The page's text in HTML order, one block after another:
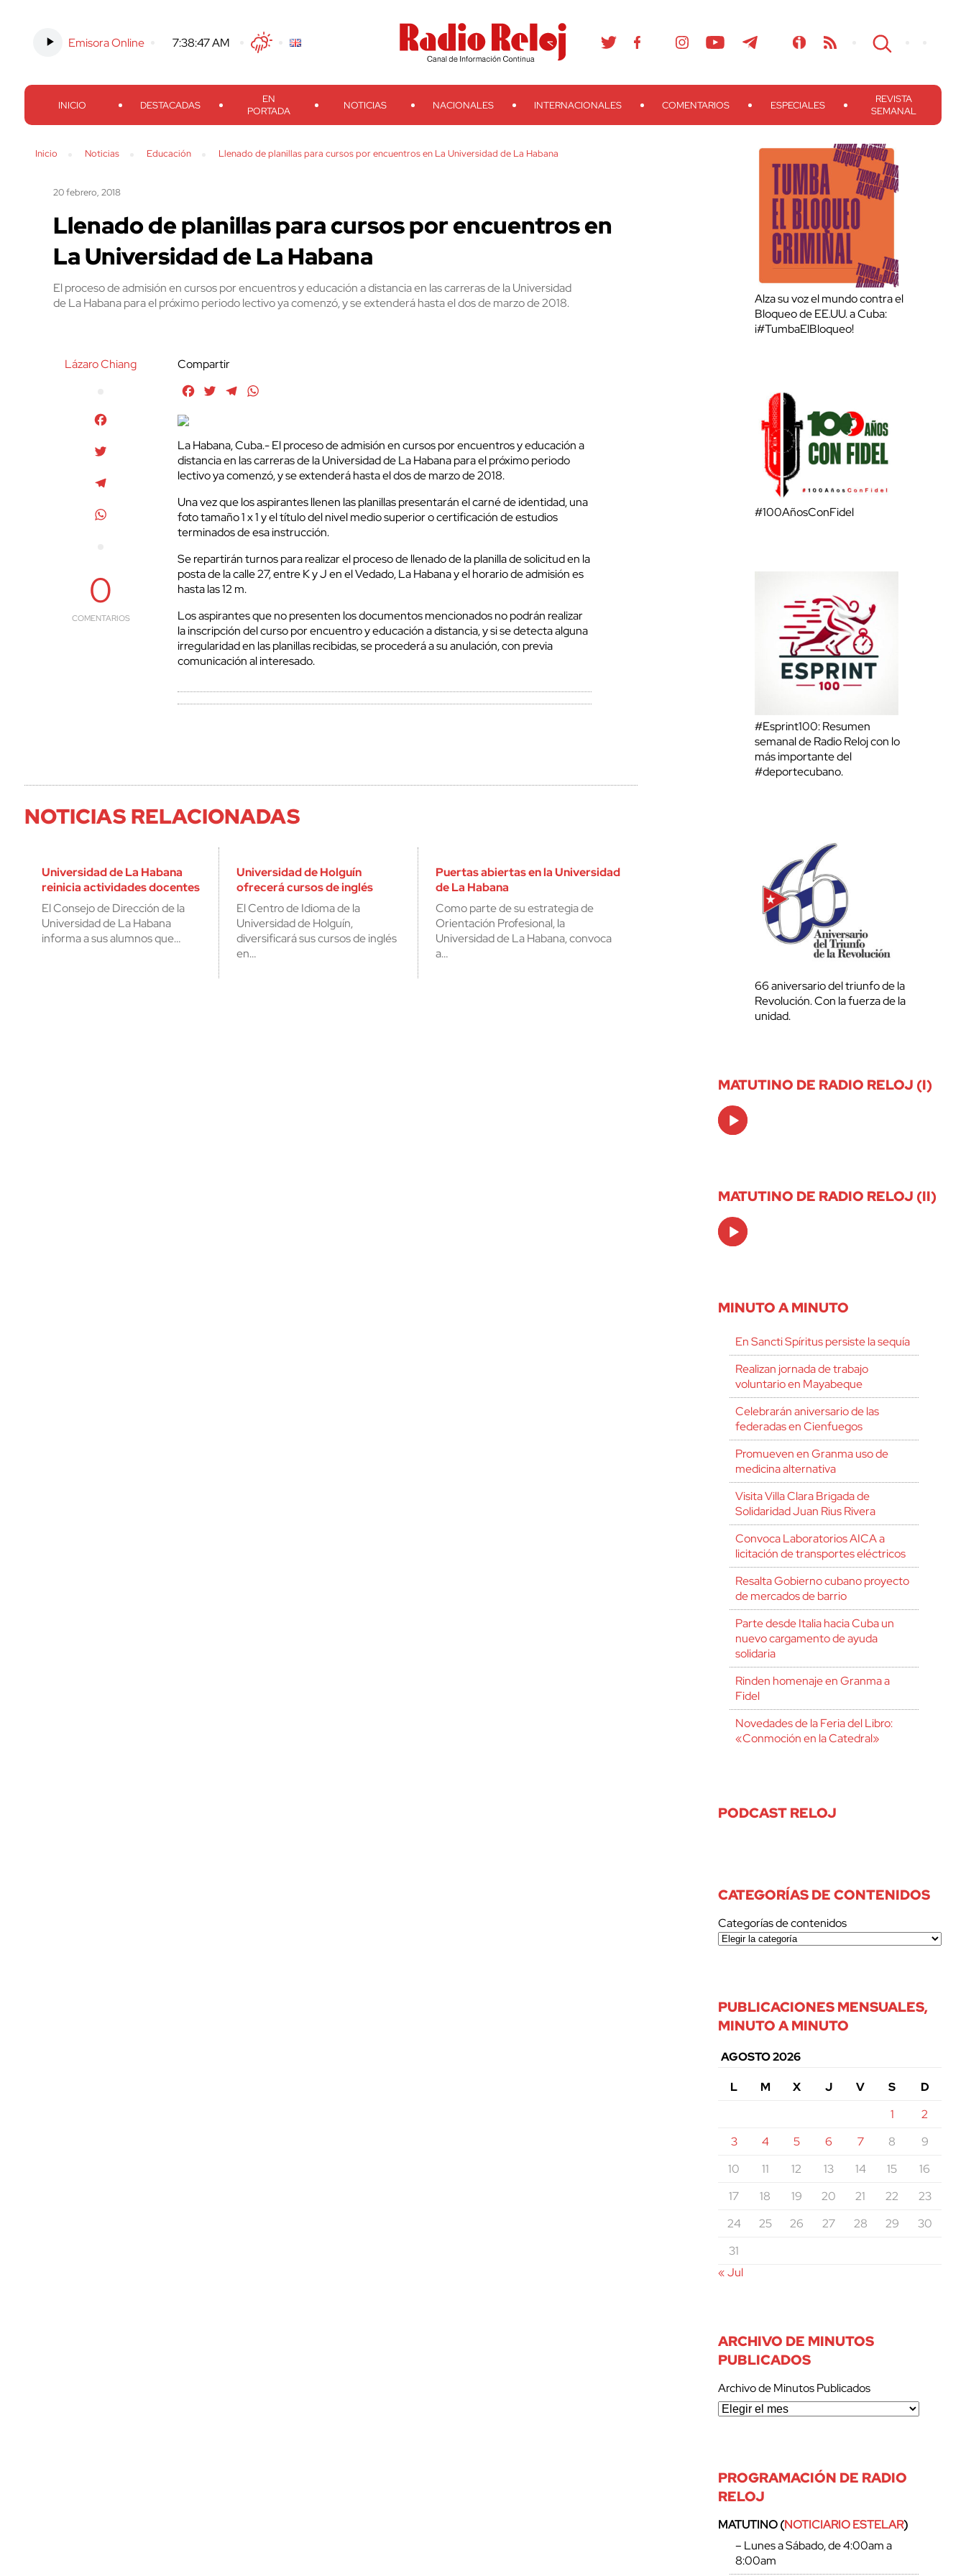
Emisora Online 7:38:47 AM TwitterFacebook
Threads
Instagram TelegramTeveo Ivoox RSS Search
INICIO DESTACADAS
EN
PORTADA
NOTICIAS NACIONALES INTERNACIONALES COMENTARIOS ESPECIALES
REVISTA
SEMANAL
Inicio Noticias Educación Llenado de planillas para cursos por encuentros en La Universidad de La Habana
20 febrero, 2018
Llenado de planillas para cursos por encuentros en
La Universidad de La Habana
El proceso de admisión en cursos por encuentros y educación a distancia en las carreras de la Universidad
de La Habana para el próximo periodo lectivo ya comenzó, y se extenderá hasta el dos de marzo de 2018.
Lázaro Chiang
0
COMENTARIOS
Compartir
FacebookTwitterTelegram
La Habana, Cuba.- El proceso de admisión en cursos por encuentros y educación a
distancia en las carreras de la Universidad de La Habana para el próximo periodo
lectivo ya comenzó, y se extenderá hasta el dos de marzo de 2018.
Una vez que los aspirantes llenen las planillas presentarán el carné de identidad, una
foto tamaño 1 x 1 y el título del nivel medio superior o certificación de estudios
terminados de esa instrucción.
Se repartirán turnos para realizar el proceso de llenado de la planilla de solicitud en la
posta de la calle 27, entre K y J en el Vedado, La Habana y el horario de admisión es
hasta las 12 m.
Los aspirantes que no presenten los documentos mencionados no podrán realizar
la inscripción del curso por encuentro y educación a distancia, y si se detecta alguna
irregularidad en las planillas recibidas, se procederá a su anulación, con previa
comunicación al interesado.
NOTICIAS RELACIONADAS
Universidad de La Habana
reinicia actividades docentes
El Consejo de Dirección de la
Universidad de La Habana
informa a sus alumnos que…
Universidad de Holguín
ofrecerá cursos de inglés
El Centro de Idioma de la
Universidad de Holguín,
diversificará sus cursos de inglés
en…
Puertas abiertas en la Universidad
de La Habana
Como parte de su estrategia de
Orientación Profesional, la
Universidad de La Habana, convoca
a…
Alza su voz el mundo contra el
Bloqueo de EE.UU. a Cuba:
¡#TumbaElBloqueo!
#100AñosConFidel
#Esprint100: Resumen
semanal de Radio Reloj con lo
más importante del
#deportecubano.
66 aniversario del triunfo de la
Revolución. Con la fuerza de la
unidad.
MATUTINO DE RADIO RELOJ (I)
Audio
Player
MATUTINO DE RADIO RELOJ (II)
Audio
Player
MINUTO A MINUTO
En Sancti Spíritus persiste la sequía
Realizan jornada de trabajo
voluntario en Mayabeque
Celebrarán aniversario de las
federadas en Cienfuegos
Promueven en Granma uso de
medicina alternativa
Visita Villa Clara Brigada de
Solidaridad Juan Rius Rivera
Convoca Laboratorios AICA a
licitación de transportes eléctricos
Resalta Gobierno cubano proyecto
de mercados de barrio
Parte desde Italia hacia Cuba un
nuevo cargamento de ayuda
solidaria
Rinden homenaje en Granma a
Fidel
Novedades de la Feria del Libro:
«Conmoción en la Catedral»
PODCAST RELOJ
CATEGORÍAS DE CONTENIDOS
Categorías de contenidos
PUBLICACIONES MENSUALES,
MINUTO A MINUTO
AGOSTO 2026
L
M X J V S
D
1
2
3
4 5 6 7 8
9
10
11 12 13 14 15
16
17
18 19 20 21 22
23
24
25 26 27 28 29
30
31
« Jul
ARCHIVO DE MINUTOS
PUBLICADOS
Archivo de Minutos Publicados
PROGRAMACIÓN DE RADIO
RELOJ
MATUTINO (NOTICIARIO ESTELAR)
– Lunes a Sábado, de 4:00am a
8:00am